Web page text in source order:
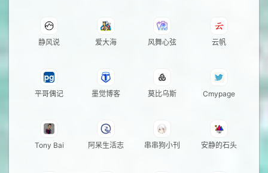
静风说 爱大海 风舞心弦 云帆
平哥偶记 墨觉博客 莫比乌斯 Cmypage
Tony Bai 阿呆生活志 串串狗小刊 安静的石头